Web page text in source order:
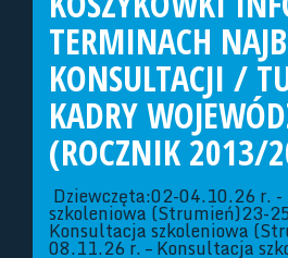
TERMINACH
KONSULTACJI /
KADRY
(ROCZNIK 2013/
Dziewczęta:02-04.10.26 r.
szkoleniowa (Strumień)23-
Konsultacja szkoleniowa
08.11.26 r. – Konsultacja